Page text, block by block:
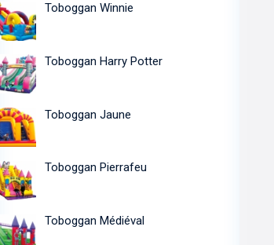
Toboggan Winnie
Toboggan Harry Potter
Toboggan Jaune
Toboggan Pierrafeu
Toboggan Médiéval